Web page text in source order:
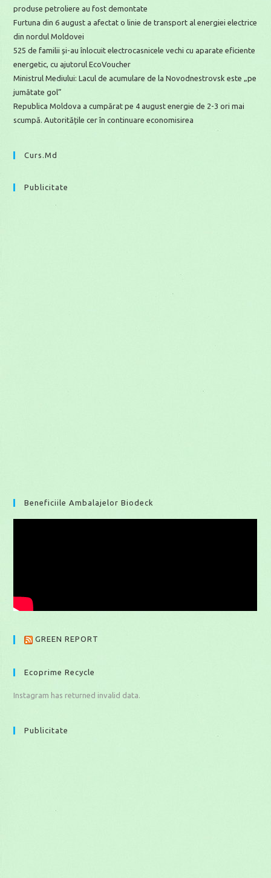
produse petroliere au fost demontate
Furtuna din 6 august a afectat o linie de transport al energiei electrice
din nordul Moldovei
525 de familii și-au înlocuit electrocasnicele vechi cu aparate eficiente
energetic, cu ajutorul EcoVoucher
Ministrul Mediului: Lacul de acumulare de la Novodnestrovsk este „pe
jumătate gol”
Republica Moldova a cumpărat pe 4 august energie de 2-3 ori mai
scumpă. Autoritățile cer în continuare economisirea
Curs.md
Publicitate
Beneficiile Ambalajelor Biodeck
GREEN REPORT
Ecoprime Recycle
Instagram has returned invalid data.
Publicitate